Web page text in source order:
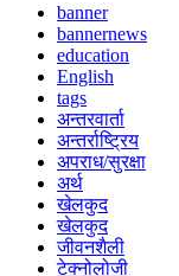
banner
bannernews
education
English
tags
अन्तरवार्ता
अन्तर्राष्ट्रिय
अपराध/सुरक्षा
अर्थ
खेलकुद
खेलकुद
जीवनशैली
टेक्नोलोजी